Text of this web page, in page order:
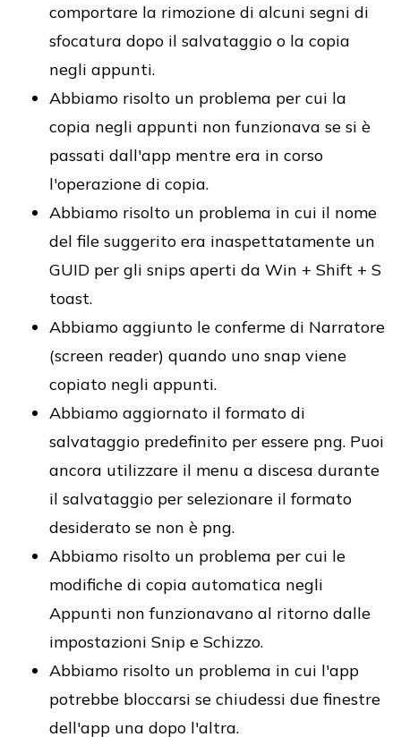
comportare la rimozione di alcuni segni di
sfocatura dopo il salvataggio o la copia
negli appunti.
Abbiamo risolto un problema per cui la
copia negli appunti non funzionava se si è
passati dall'app mentre era in corso
l'operazione di copia.
Abbiamo risolto un problema in cui il nome
del file suggerito era inaspettatamente un
GUID per gli snips aperti da Win + Shift + S
toast.
Abbiamo aggiunto le conferme di Narratore
(screen reader) quando uno snap viene
copiato negli appunti.
Abbiamo aggiornato il formato di
salvataggio predefinito per essere png. Puoi
ancora utilizzare il menu a discesa durante
il salvataggio per selezionare il formato
desiderato se non è png.
Abbiamo risolto un problema per cui le
modifiche di copia automatica negli
Appunti non funzionavano al ritorno dalle
impostazioni Snip e Schizzo.
Abbiamo risolto un problema in cui l'app
potrebbe bloccarsi se chiudessi due finestre
dell'app una dopo l'altra.